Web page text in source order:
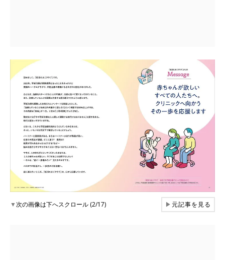
▼次の画像は下へスクロール (2/17) ▶元記事を見る